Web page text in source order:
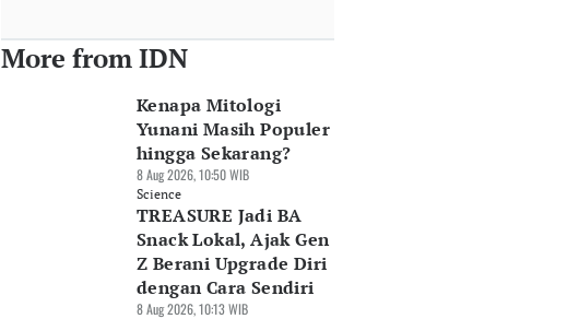
More from IDN
Kenapa Mitologi
Yunani Masih Populer
hingga Sekarang?
8 Aug 2026, 10:50 WIB
Science
TREASURE Jadi BA
Snack Lokal, Ajak Gen
Z Berani Upgrade Diri
dengan Cara Sendiri
8 Aug 2026, 10:13 WIB